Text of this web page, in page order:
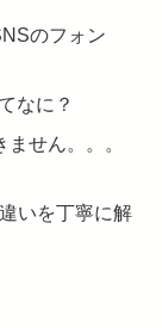
のフォン
なに？
せん。。。
いを丁寧に解